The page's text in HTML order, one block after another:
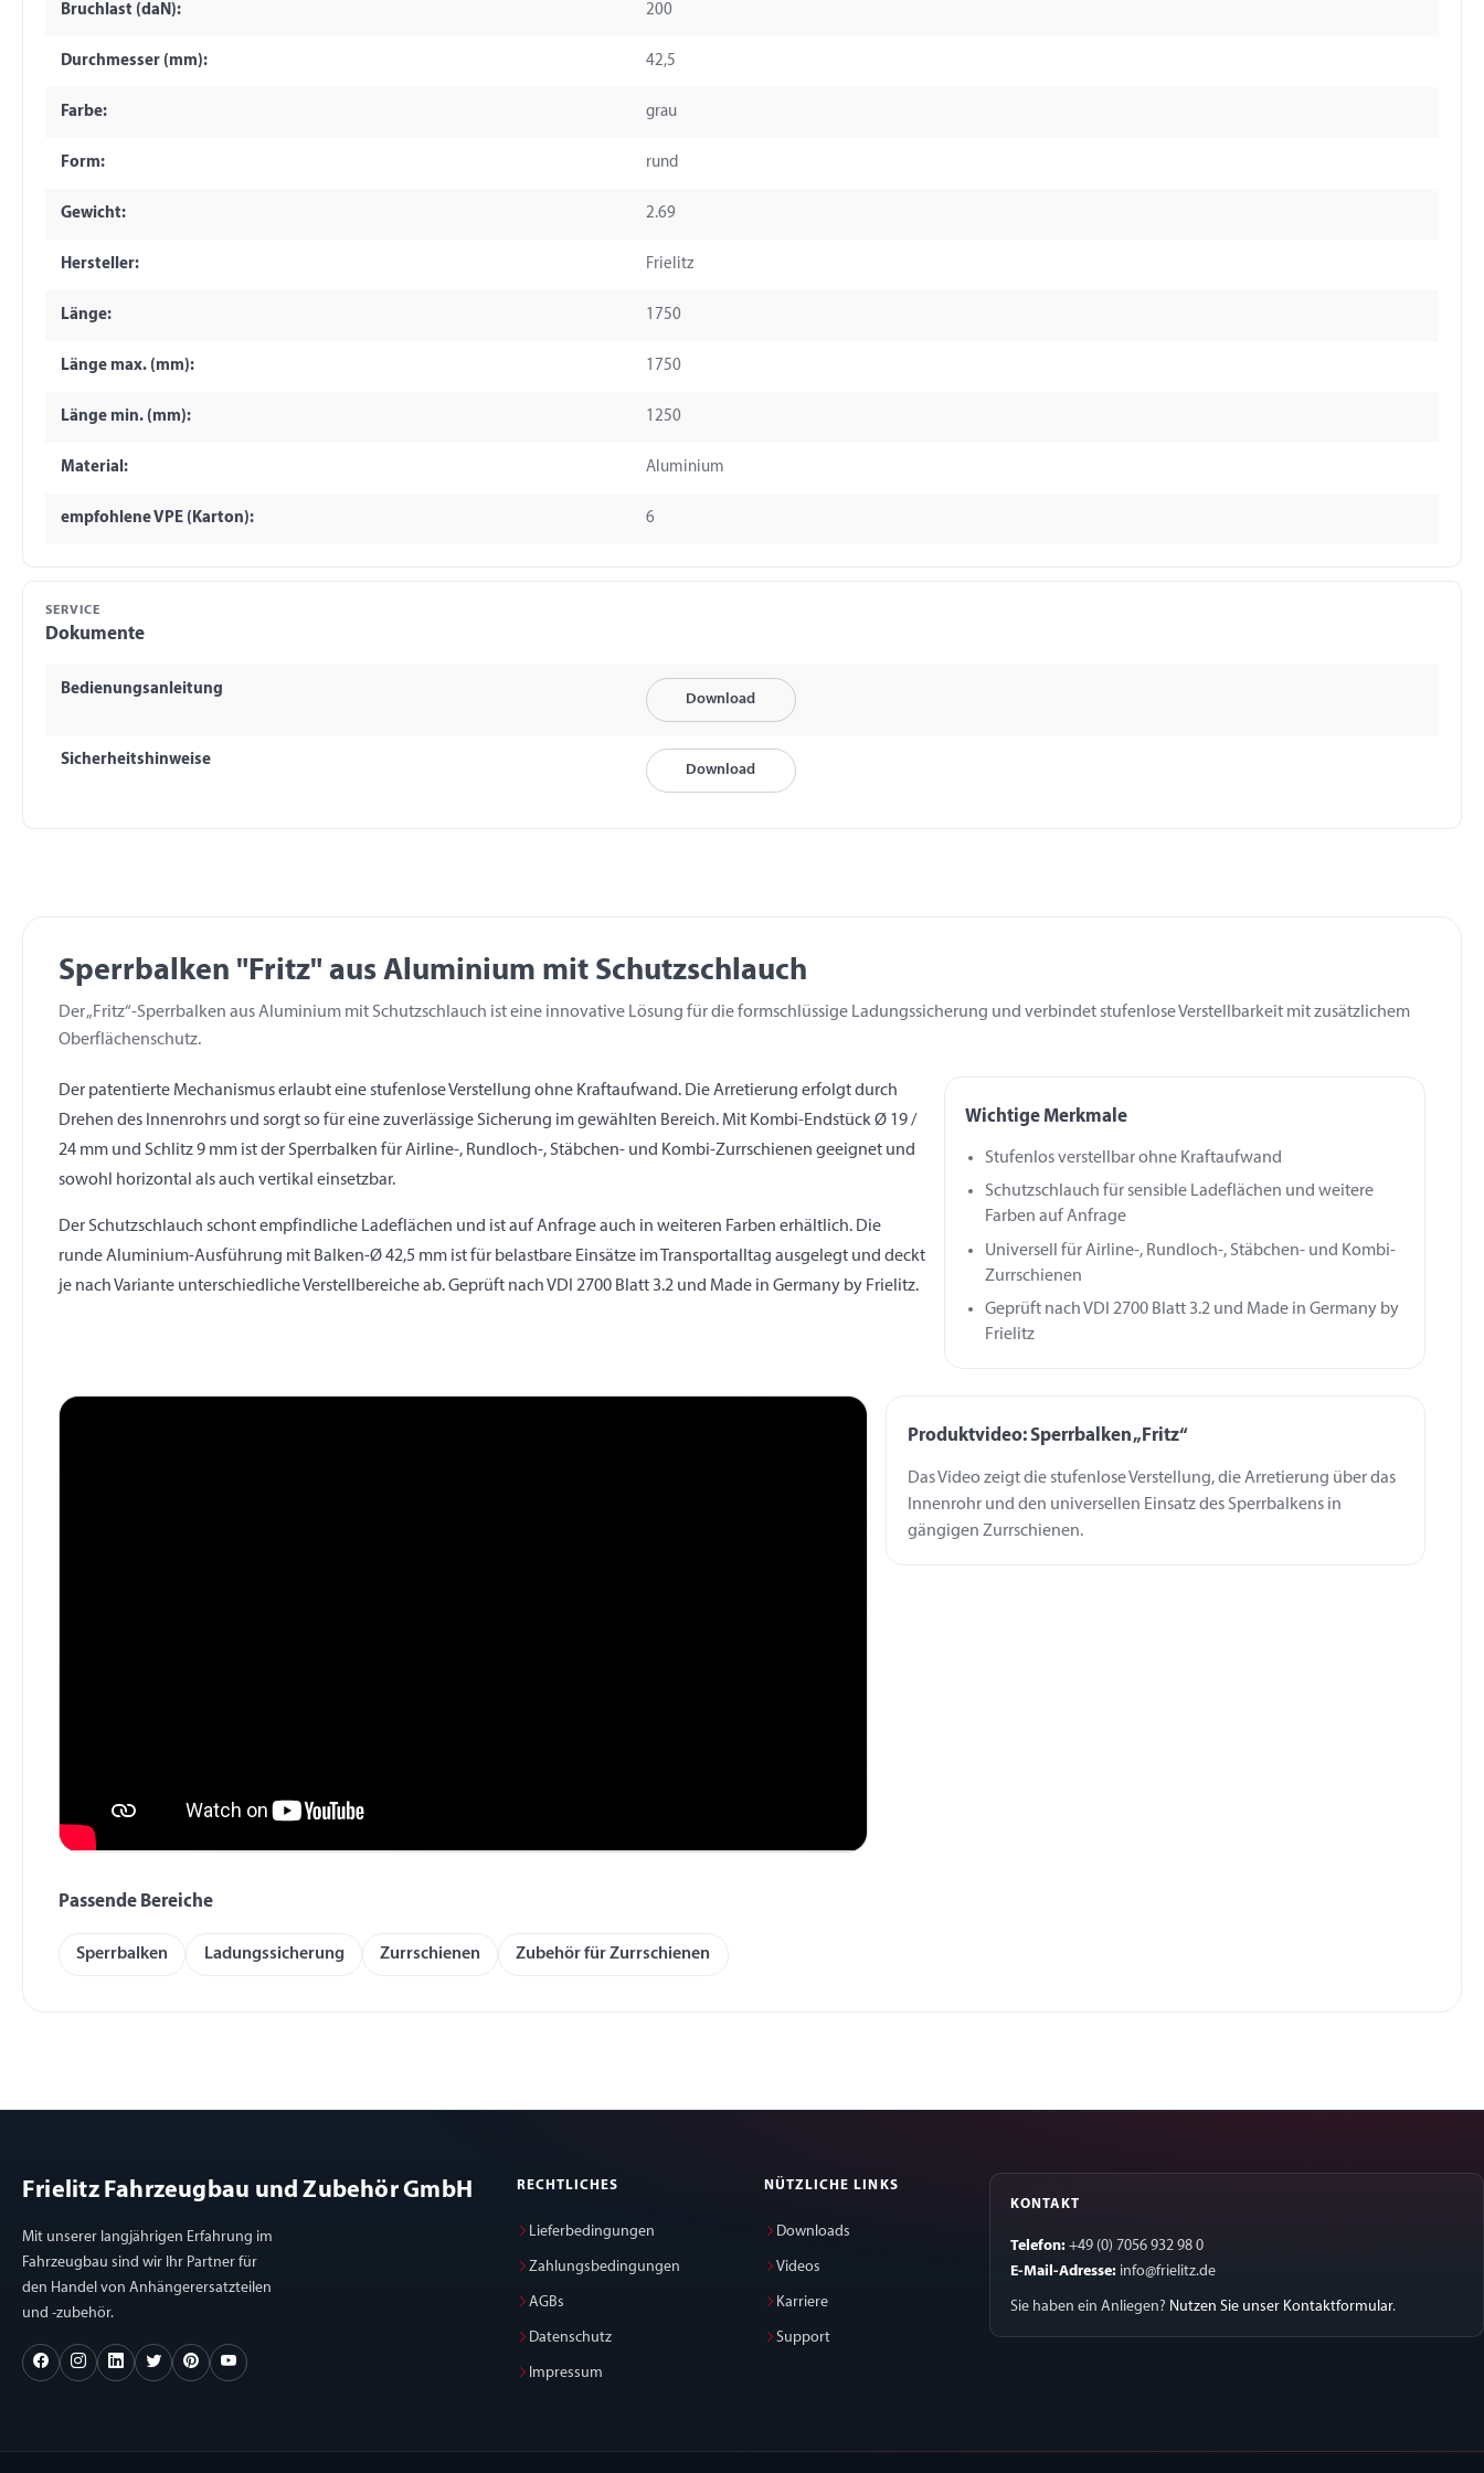
Bruchlast (daN): 200
Durchmesser (mm): 42,5
Farbe: grau
Form: rund
Gewicht: 2.69
Hersteller: Frielitz
Länge: 1750
Länge max. (mm): 1750
Länge min. (mm): 1250
Material: Aluminium
empfohlene VPE (Karton): 6
SERVICE
Dokumente
Bedienungsanleitung
Download
Sicherheitshinweise
Download
Sperrbalken "Fritz" aus Aluminium mit Schutzschlauch
Der „Fritz“-Sperrbalken aus Aluminium mit Schutzschlauch ist eine innovative Lösung für die formschlüssige Ladungssicherung und verbindet stufenlose Verstellbarkeit mit zusätzlichem
Oberflächenschutz.
Der patentierte Mechanismus erlaubt eine stufenlose Verstellung ohne Kraftaufwand. Die Arretierung erfolgt durch
Drehen des Innenrohrs und sorgt so für eine zuverlässige Sicherung im gewählten Bereich. Mit Kombi-Endstück Ø 19 /
24 mm und Schlitz 9 mm ist der Sperrbalken für Airline-, Rundloch-, Stäbchen- und Kombi-Zurrschienen geeignet und
sowohl horizontal als auch vertikal einsetzbar.
Der Schutzschlauch schont empfindliche Ladeflächen und ist auf Anfrage auch in weiteren Farben erhältlich. Die
runde Aluminium-Ausführung mit Balken-Ø 42,5 mm ist für belastbare Einsätze im Transportalltag ausgelegt und deckt
je nach Variante unterschiedliche Verstellbereiche ab. Geprüft nach VDI 2700 Blatt 3.2 und Made in Germany by Frielitz.
Wichtige Merkmale
Stufenlos verstellbar ohne Kraftaufwand
Schutzschlauch für sensible Ladeflächen und weitere
Farben auf Anfrage
Universell für Airline-, Rundloch-, Stäbchen- und Kombi-
Zurrschienen
Geprüft nach VDI 2700 Blatt 3.2 und Made in Germany by
Frielitz
Produktvideo: Sperrbalken „Fritz“
Das Video zeigt die stufenlose Verstellung, die Arretierung über das
Innenrohr und den universellen Einsatz des Sperrbalkens in
gängigen Zurrschienen.
Passende Bereiche
Sperrbalken Ladungssicherung Zurrschienen Zubehör für Zurrschienen
Frielitz Fahrzeugbau und Zubehör GmbH
Mit unserer langjährigen Erfahrung im
Fahrzeugbau sind wir Ihr Partner für
den Handel von Anhängerersatzteilen
und -zubehör.
RECHTLICHES
Lieferbedingungen
Zahlungsbedingungen
AGBs
Datenschutz
Impressum
NÜTZLICHE LINKS
Downloads
Videos
Karriere
Support
KONTAKT
Telefon: +49 (0) 7056 932 98 0
E-Mail-Adresse: info@frielitz.de
Sie haben ein Anliegen? Nutzen Sie unser Kontaktformular.